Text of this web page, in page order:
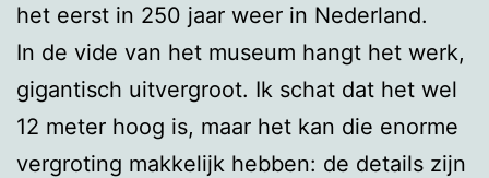
het eerst in 250 jaar weer in Nederland.
In de vide van het museum hangt het werk,
gigantisch uitvergroot. Ik schat dat het wel
12 meter hoog is, maar het kan die enorme
vergroting makkelijk hebben: de details zijn